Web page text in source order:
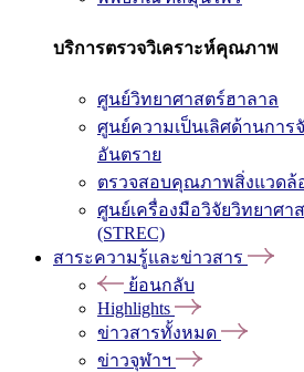
บริการตรวจวิเคราะห์คุณภาพ
ศูนย์วิทยาศาสตร์ฮาลาล
ศูนย์ความเป็นเลิศด้านการ
อันตราย
ตรวจสอบคุณภาพสิ่งแวดล้
ศูนย์เครื่องมือวิจัยวิทยาศา
(STREC)
สาระความรู้และข่าวสาร
ย้อนกลับ
Highlights
ข่าวสารทั้งหมด
ข่าวจุฬาฯ